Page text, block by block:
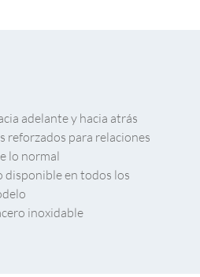
adelante y hacia atrás
reforzados para relaciones
lo normal
disponible en todos los
inoxidable